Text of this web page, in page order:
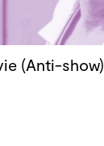
(Anti-show)